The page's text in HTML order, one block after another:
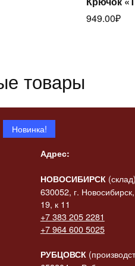
949.00₽
товары
Новинка!
Статуэтка
баяном»
Адрес:
НОВОСИБИРСК (склад)
630052, г.
19, к 11
+7 383 205 2281
+7 964 600 5025
РУБЦОВСК